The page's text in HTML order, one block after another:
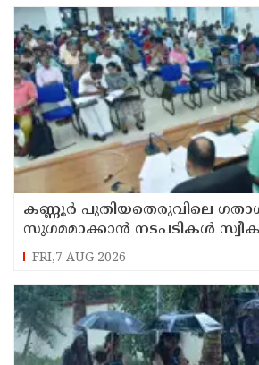
കണ്ണൂർ പുതിയതെരുവിലെ
സുഗമമാക്കാന്‍ നടപടികള്‍
FRI,7 AUG 2026